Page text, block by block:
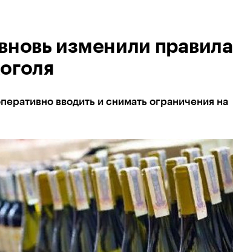
изменили правила
вводить и снимать ограничения на